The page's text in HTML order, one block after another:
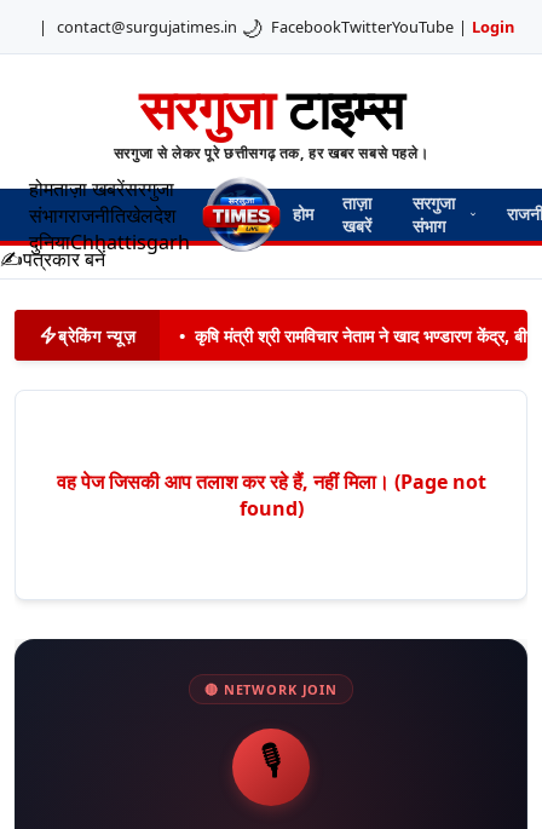
| contact@surgujatimes.in 🌙 FacebookTwitterYouTube | Login
सरगुजाटाइम्स
सरगुजा से लेकर पूरे छत्तीसगढ़ तक, हर खबर सबसे पहले।
होमताज़ा खबरेंसरगुजा
संभागराजनीतिखेलदेश
दुनियाChhattisgarh
होम
ताज़ा
खबरें
सरगुजा
संभाग
✍️पत्रकार बनें
ब्रेकिंग न्यूज़ • कृषि मंत्री श्री रामविचार नेताम ने खाद भण्डारण केंद्र,
वह पेज जिसकी आप तलाश कर रहे हैं, नहीं मिला। (Page not
found)
🔴 NETWORK JOIN
🎙️